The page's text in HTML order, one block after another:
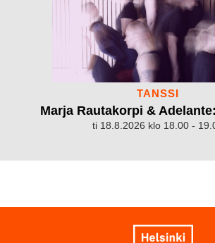
TANSSI
Marja Rautakorpi &
ti 18.8.2026 klo 18.00 -